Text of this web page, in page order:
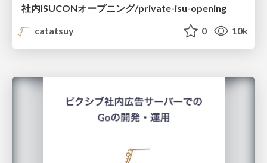
社内ISUCONオープニング/private-isu-opening
catatsuy
0 10k